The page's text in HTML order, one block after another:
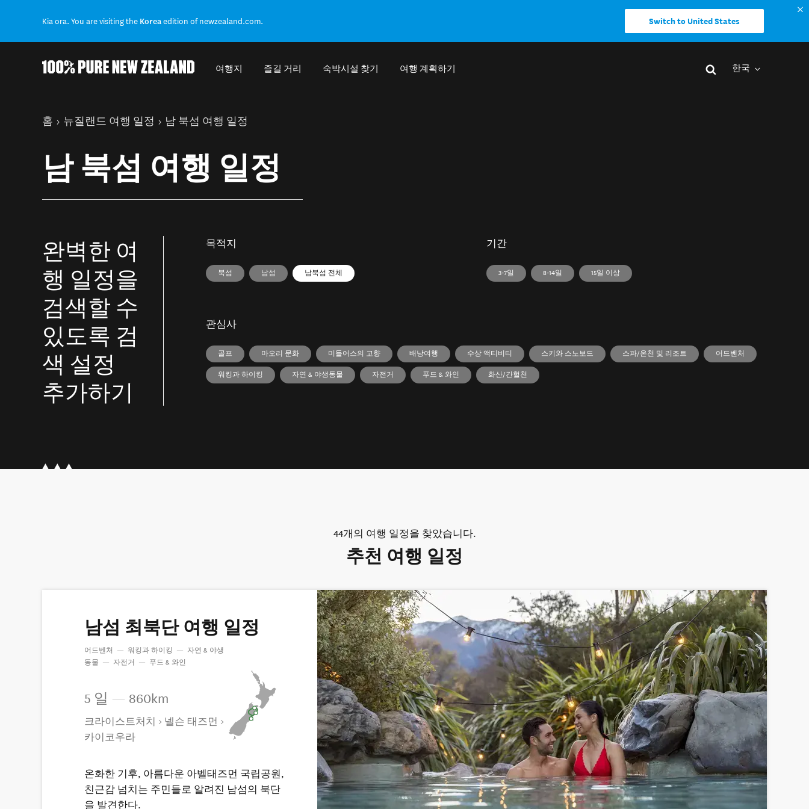
Kia ora. You are visiting the Koreaedition of newzealand.com. Switch to United States
여행지 즐길 거리 숙박시설 찾기 여행 계획하기 한국
현재 페이지
홈 뉴질랜드 여행 일정 남 북섬 여행 일정
남 북섬 여행 일정
완벽한 여
행 일정을
검색할 수
있도록 검
색 설정
추가하기
목적지
북섬 남섬 남북섬 전체
기간
3-7일 8-14일 15일 이상
관심사
골프 마오리 문화 미들어스의 고향 배낭여행 수상 액티비티 스키와 스노보드 스파/온천 및 리조트 어드벤처
워킹과 하이킹 자연 & 야생동물 자전거 푸드 & 와인 화산/간헐천
44개의 여행 일정을 찾았습니다.
추천 여행 일정
남섬 최북단 여행 일정
어드벤처 — 워킹과 하이킹 — 자연 & 야생
동물 — 자전거 — 푸드 & 와인
5 일 — 860km
크라이스트처치 > 넬슨 태즈먼 >
카이코우라
온화한 기후, 아름다운 아벨태즈먼 국립공원,
친근감 넘치는 주민들로 알려진 남섬의 북단
을 발견한다.